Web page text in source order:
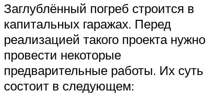
Заглублённый погреб строится в
капитальных гаражах. Перед
реализацией такого проекта нужно
провести некоторые
предварительные работы. Их суть
состоит в следующем: